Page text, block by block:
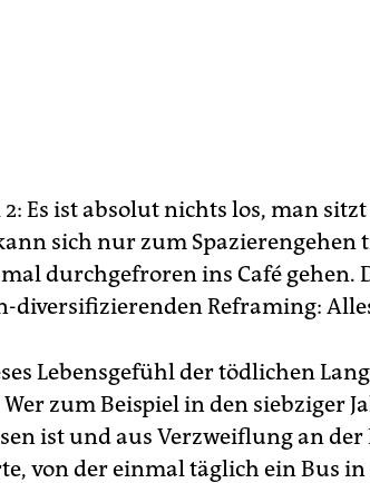
Es ist absolut nichts los, man
sich nur zum Spazierengehen
durchgefroren ins Café gehen.
diversifi­zie­renden Reframing:
Lebensgefühl der tödlichen
zum Beispiel in den siebziger
ist und aus Verzweiflung an
von der einmal täglich ein Bus